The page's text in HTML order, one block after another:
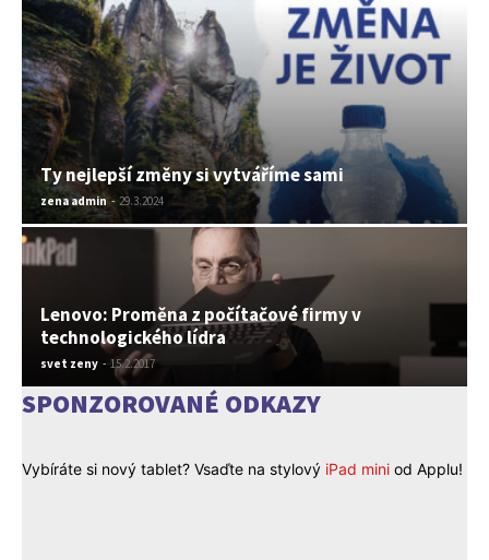
Ty nejlepší změny si vytváříme sami
zena admin - 29.3.2024
Lenovo: Proměna z počítačové firmy v
technologického lídra
svet zeny - 15.2.2017
SPONZOROVANÉ ODKAZY
Vybíráte si nový tablet? Vsaďte na stylový iPad mini od Applu!